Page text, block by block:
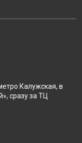
Калужская, в
сразу за ТЦ